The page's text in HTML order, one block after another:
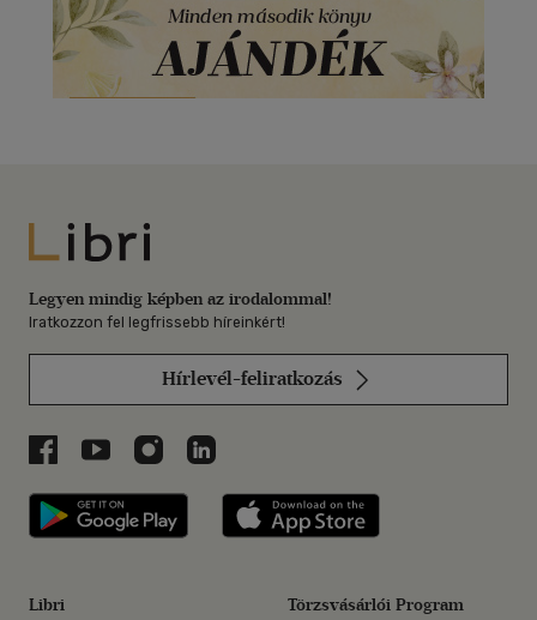
Libri
Legyen mindig képben az irodalommal!
Iratkozzon fel legfrissebb híreinkért!
Hírlevél-feliratkozás
Libri a Facebookon
Libri a Youtube-on
Libri az Instagramon
Libri a LinkedInen
Libri applikáció Szerezd meg: Google
Libri Törzsvásárlói Program